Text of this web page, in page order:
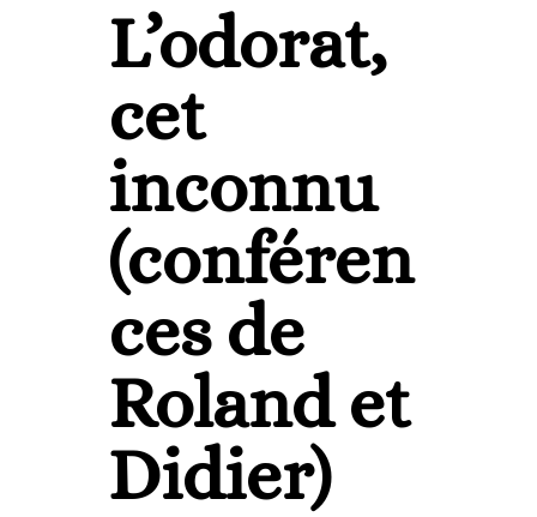
L’odorat,
cet
inconnu
(conféren
ces de
Roland et
Didier)